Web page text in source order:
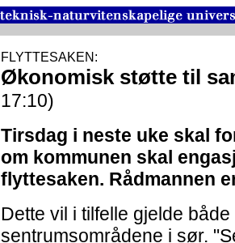
FLYTTESAKEN:
Økonomisk støtte til
17:10)
Tirsdag i neste uke skal
om kommunen skal
flyttesaken. Rådmannen
Dette vil i tilfelle gjelde
sentrumsområdene i sør.